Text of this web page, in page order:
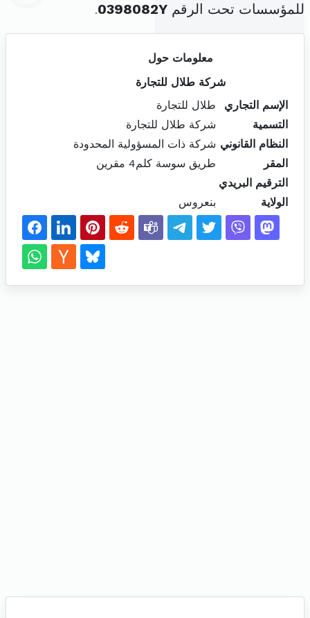
للمؤسسات تحت الرقم 0398082Y
.
معلومات حول
شركة طلال للتجارة
الإسم التجاري
طلال للتجارة
التسمية
شركة طلال للتجارة
النظام القانوني شركة ذات المسؤولية المحدودة
المقر
طريق سوسة كلم4 مقرين
الترقيم البريدي
الولاية
بنعروس